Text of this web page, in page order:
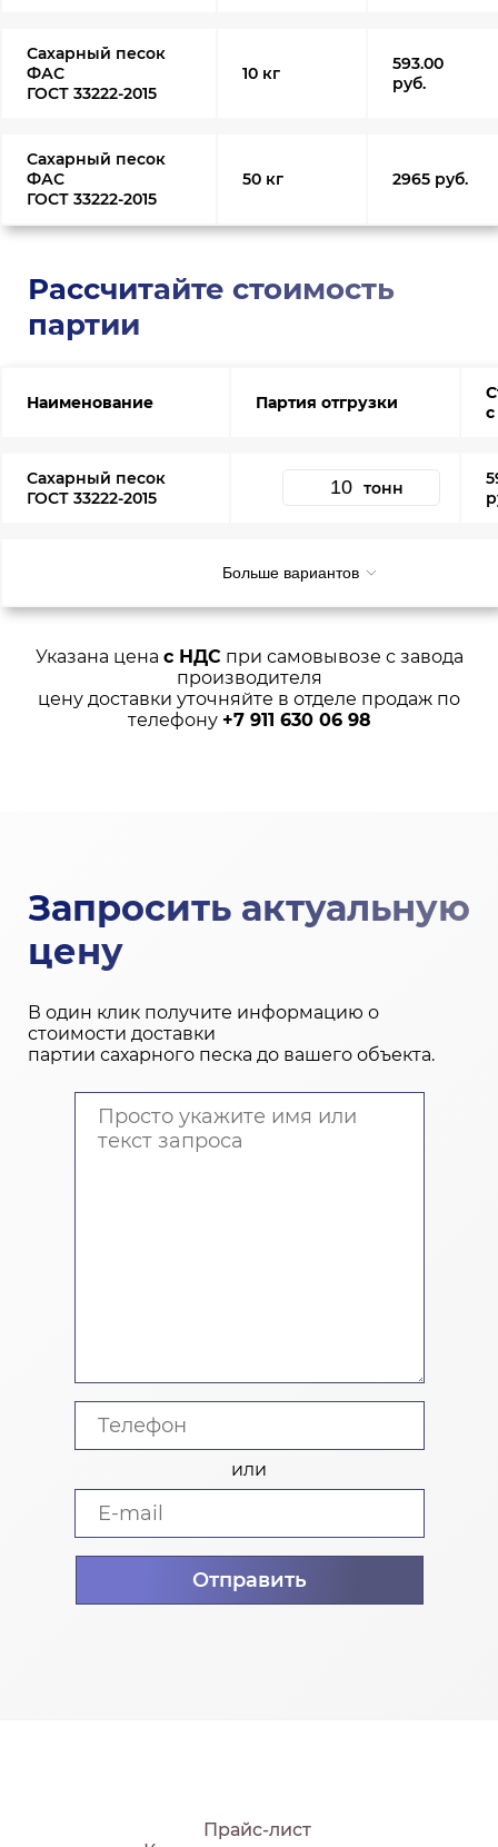
Сахарный песок
ФАС
ГОСТ 33222-2015
10 кг
593.00
руб.
Сахарный песок
ФАС
ГОСТ 33222-2015
50 кг 2965 руб.
Рассчитайте стоимость
партии
Наименование Партия отгрузки
Сахарный песок
ГОСТ 33222-2015
тонн
Больше вариантов
Указана цена с НДС при самовывозе с завода
производителя
цену доставки уточняйте в отделе продаж по
телефону +7 911 630 06 98
Запросить актуальную
цену
В один клик получите информацию о
стоимости доставки
партии сахарного песка до вашего объекта.
или
Прайс-лист